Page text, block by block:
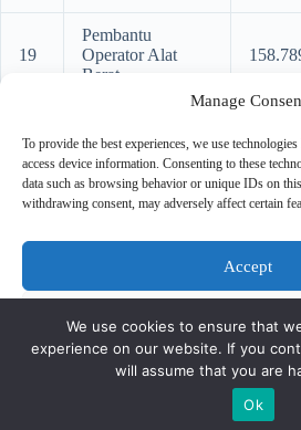
Manage
To provide the best experiences, we use
access device information. Consenting to these
data such as browsing behavior or unique IDs on
withdrawing consent, may adversely affect certain
Accept
View
Privacy
19
Pembantu
Operator Alat
Berat
Sumber :
https://jdih.jakarta.go.id/uploads/default/
Copyright © 2026 - PT
We use cookies to ensure that
experience on our website. If you
will assume that you are
Ok